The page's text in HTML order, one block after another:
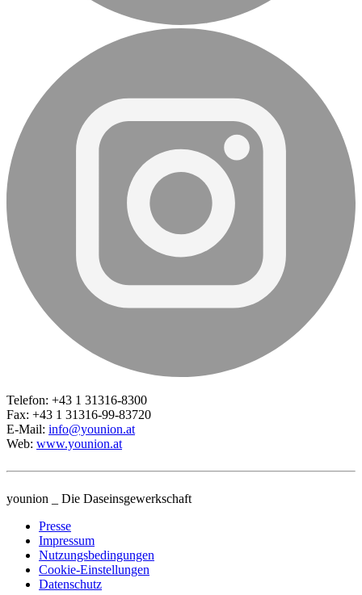
Telefon: +43 1 31316-8300
Fax: +43 1 31316-99-83720
E-Mail: info@younion.at
Web: www.younion.at
younion _ Die Daseinsgewerkschaft
Presse
Impressum
Nutzungsbedingungen
Cookie-Einstellungen
Datenschutz